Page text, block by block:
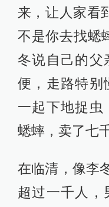
来，让人家看
不是你去找蟋
冬说自己的父
便，走路特别
一起下地捉虫
蟋蟀，卖了七
在临清，像李
超过一千人，